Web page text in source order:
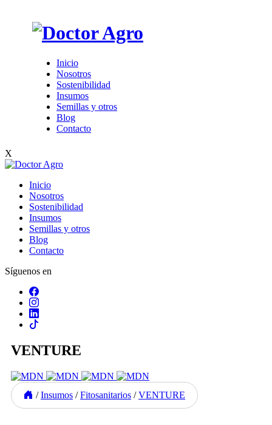
Inicio
Nosotros
Sostenibilidad
Insumos
Semillas y otros
Blog
Contacto
X
Inicio
Nosotros
Sostenibilidad
Insumos
Semillas y otros
Blog
Contacto
Síguenos en
VENTURE
/ Insumos / Fitosanitarios / VENTURE